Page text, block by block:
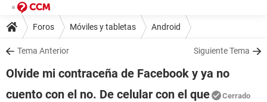
Foros Móviles y tabletas Android
Tema Anterior Siguiente Tema
Olvide mi contraceña de Facebook y ya no
cuento con el no. De celular con el que
Cerrado